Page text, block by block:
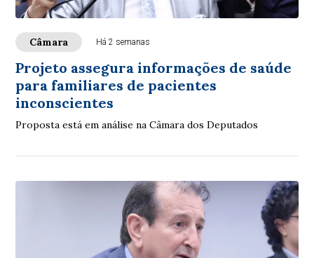
Câmara Há 2 semanas
Projeto assegura informações de saúde
para familiares de pacientes
inconscientes
Proposta está em análise na Câmara dos Deputados